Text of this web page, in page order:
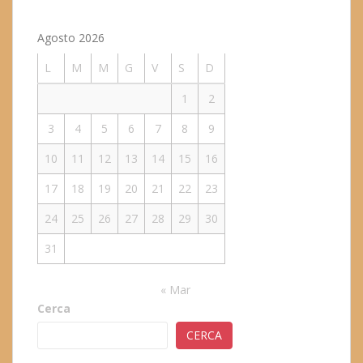
Agosto 2026
L
M M G V S
D
1
2
3
4 5 6 7 8
9
10
11 12 13 14 15
16
17
18 19 20 21 22
23
24
25 26 27 28 29
30
31
« Mar
Cerca
CERCA